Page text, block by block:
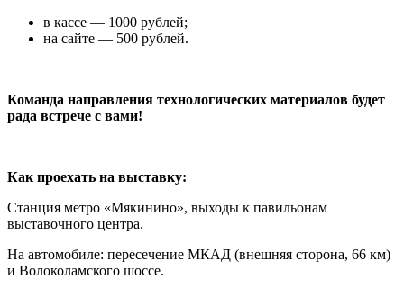
в кассе — 1000 рублей;
на сайте — 500 рублей.
Команда направления технологических материалов будет
рада встрече с вами!
Как проехать на выставку:
Станция метро «Мякинино», выходы к павильонам
выставочного центра.
На автомобиле: пересечение МКАД (внешняя сторона, 66 км)
и Волоколамского шоссе.